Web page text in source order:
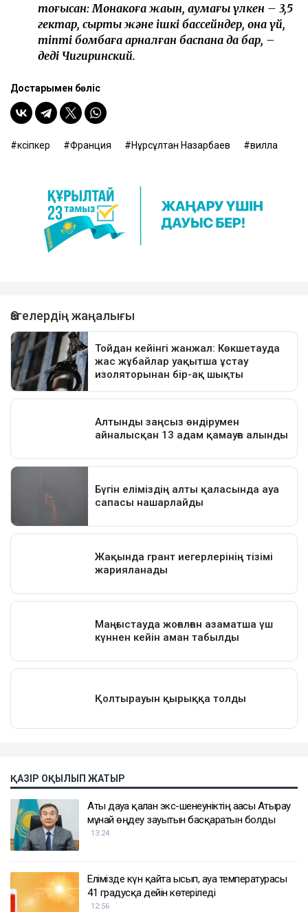
тоғысқан: Монакоға жақын, аумағы үлкен – 3,5
гектар, сыртқы және ішкі бассейндер, қонақ үй,
тіпті бомбаға арналған баспана да бар, –
деді Чигиринский.
Достарыңмен бөліс
кәсіпкер Франция Нұрсұлтан Назарбаев вилла
ҚАЗІР ОҚЫЛЫП ЖАТЫР
Аты дауға қалған экс-шенеуніктің ағасы Атырау
мұнай өңдеу зауытын басқаратын болды
13:24
Елімізде күн қайта ысып, ауа температурасы
41 градусқа дейін көтеріледі
12:56